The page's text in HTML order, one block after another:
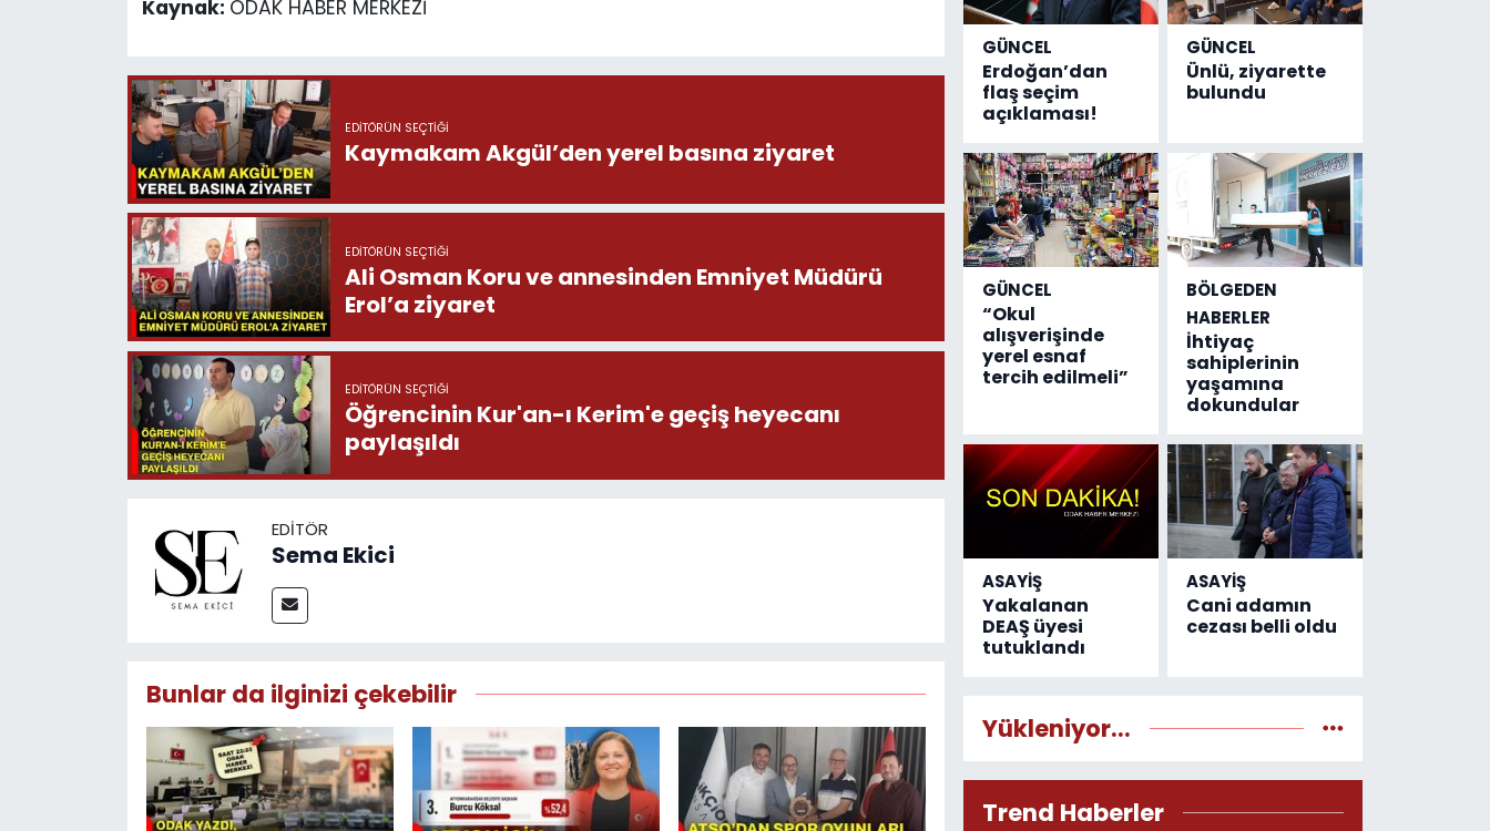
Kaynak: ODAK HABER MERKEZİ
EDITÖRÜN SEÇTIĞI
Kaymakam Akgül’den yerel basına ziyaret
EDITÖRÜN SEÇTIĞI
Ali Osman Koru ve annesinden Emniyet Müdürü
Erol’a ziyaret
EDITÖRÜN SEÇTIĞI
Öğrencinin Kur'an-ı Kerim'e geçiş heyecanı
paylaşıldı
EDITÖR
Sema Ekici
Bunlar da ilginizi çekebilir
GÜNCEL
Erdoğan’dan
flaş seçim
açıklaması!
GÜNCEL
Ünlü, ziyarette
bulundu
GÜNCEL
“Okul
alışverişinde
yerel esnaf
tercih edilmeli”
BÖLGEDEN
HABERLER
İhtiyaç
sahiplerinin
yaşamına
dokundular
ASAYİŞ
Yakalanan
DEAŞ üyesi
tutuklandı
ASAYİŞ
Cani adamın
cezası belli oldu
Yükleniyor...
Trend Haberler